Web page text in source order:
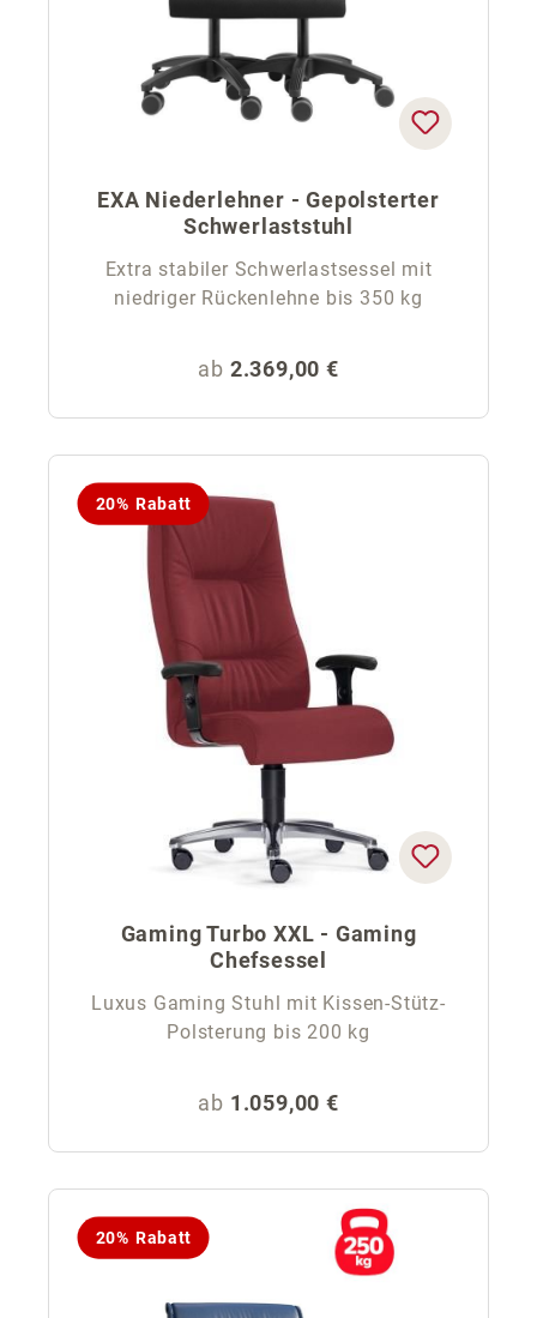
EXA Niederlehner - Gepolsterter
Schwerlaststuhl
Extra stabiler Schwerlastsessel mit
niedriger Rückenlehne bis 350 kg
Regulärer Preis:
ab 2.369,00 €
20% Rabatt
Gaming Turbo XXL - Gaming
Chefsessel
Luxus Gaming Stuhl mit Kissen-Stütz-
Polsterung bis 200 kg
Regulärer Preis:
ab 1.059,00 €
20% Rabatt